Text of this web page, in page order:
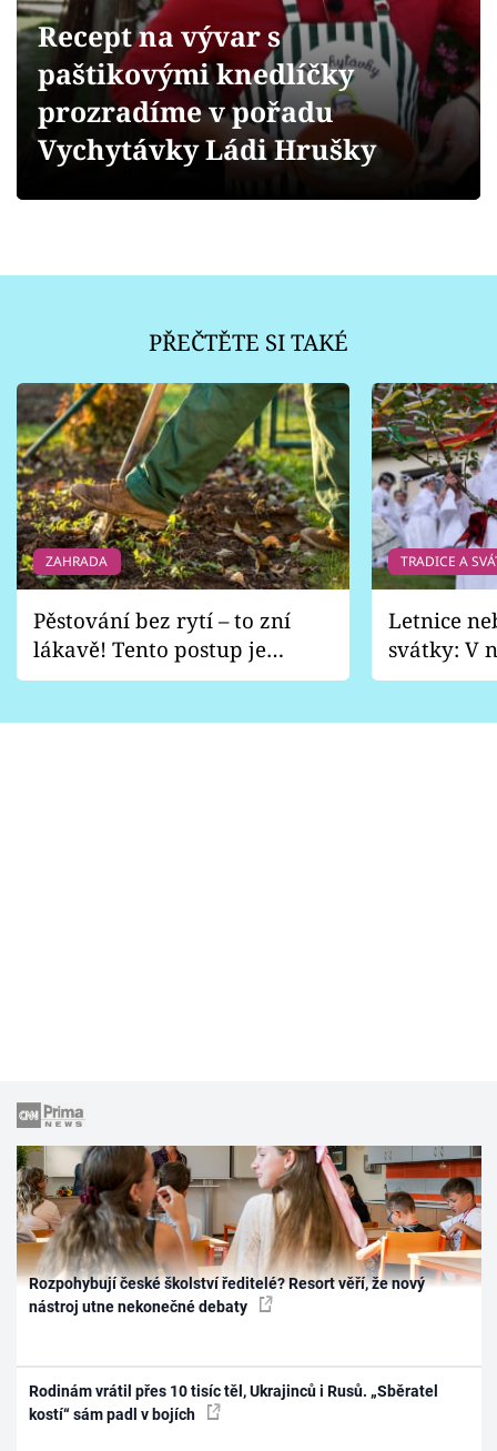
Přihlášení
Sledujte nás
Recept na vývar s
paštikovými knedlíčky
prozradíme v pořadu
Vychytávky Ládi Hrušky
PŘEČTĚTE SI TAKÉ
ZAHRADA
Pěstování bez rytí – to zní
lákavě! Tento postup je
vhodný jen pro některé
TRADICE A
Letnice
svátky: V
pondělí
Rozpohybují české školství ředitelé? Resort věří, že nový
nástroj utne nekonečné debaty
Rodinám vrátil přes 10 tisíc těl, Ukrajinců i Rusů. „Sběratel
kostí“ sám padl v bojích